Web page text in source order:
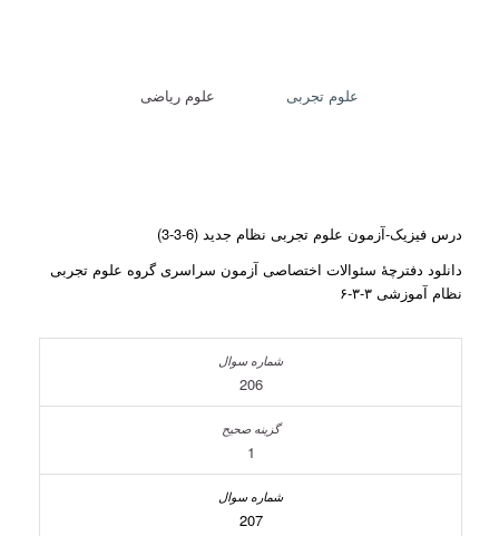
علوم تجربی علوم ریاضی
درس فیزیک-آزمون علوم تجربی نظام جدید (6-3-3)
دانلود دفترچۀ سئوالات اختصاصی آزمون سراسری گروه علوم تجربی
نظام آموزشی ۳-۳-۶
206
1
207